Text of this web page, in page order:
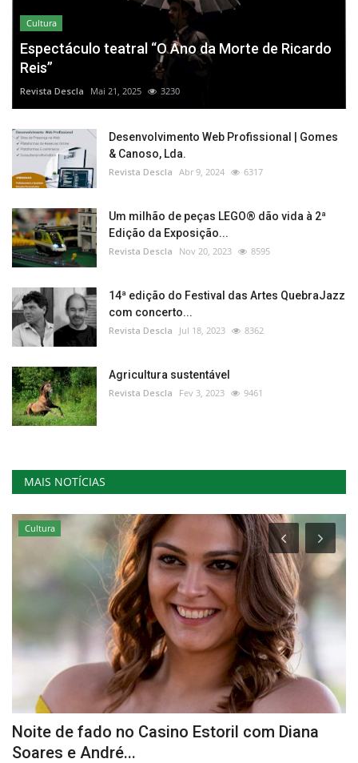
Cultura
Espectáculo teatral “O Ano da Morte de Ricardo
Reis”
Revista Descla Mai 21, 2025 3230
Desenvolvimento Web Profissional | Gomes
& Canoso, Lda.
Revista Descla Abr 9, 2024 6317
Um milhão de peças LEGO® dão vida à 2ª
Edição da Exposição...
Revista Descla Nov 20, 2023 8595
14ª edição do Festival das Artes QuebraJazz
com concerto...
Revista Descla Jul 18, 2023 8362
Agricultura sustentável
Revista Descla Fev 3, 2023 9461
MAIS NOTÍCIAS
Cultura
Noite de fado no Casino Estoril com Diana
Soares e André...